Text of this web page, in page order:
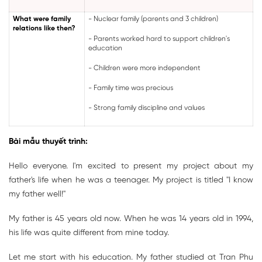
What were family
relations like then?
- Nuclear family (parents and 3 children)
- Parents worked hard to support children's
education
- Children were more independent
- Family time was precious
- Strong family discipline and values
Bài mẫu thuyết trình:
Hello everyone. I'm excited to present my project about my
father's life when he was a teenager. My project is titled "I know
my father well!"
My father is 45 years old now. When he was 14 years old in 1994,
his life was quite different from mine today.
Let me start with his education. My father studied at Tran Phu